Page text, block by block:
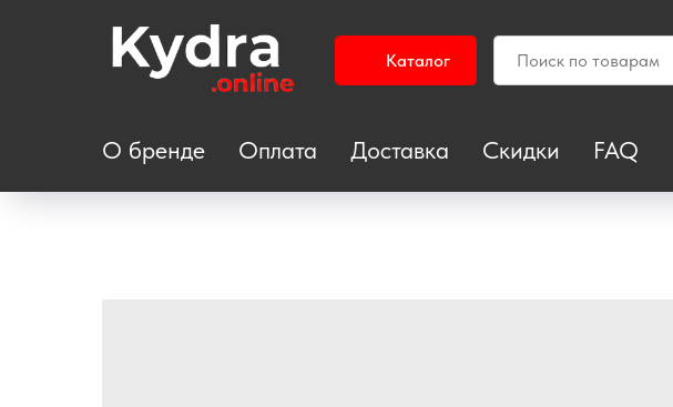
Каталог
О бренде Оплата Доставка Скидки FAQ